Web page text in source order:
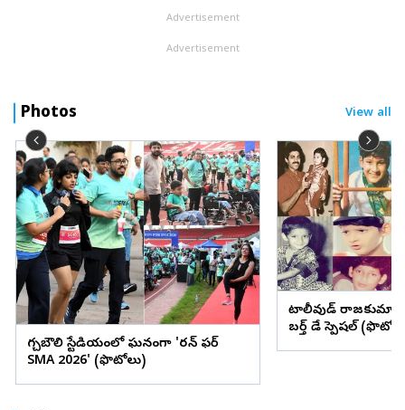
Advertisement
Advertisement
Photos View all
గచ్చిబౌలి స్టేడియంలో ఘనంగా 'రన్ ఫర్
SMA 2026' (ఫొటోలు)
టాలీవుడ్
బర్త్ డే స్పెషల్